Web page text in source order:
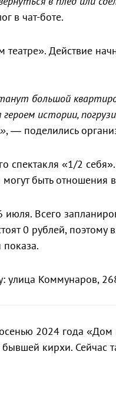
в чат-боте.
Действие
большой
истории,
, — поделились
спектакля «1/2 себя».
быть отношения
Всего
0 рублей,
улица Коммунаров,
2024 года «Дом
кирхи. Сейчас